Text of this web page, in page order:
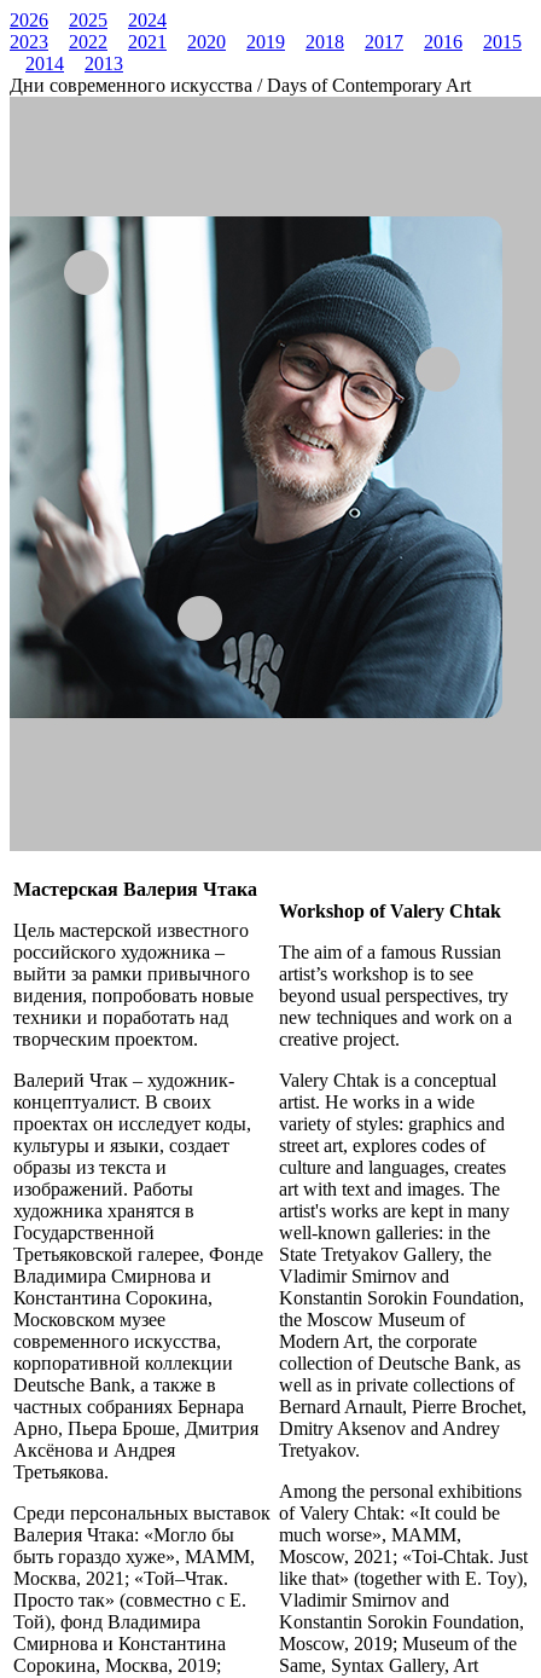
2026 2025
2024
2023
2022 2021 2020 2019 2018 2017 2016
2015
2014
2013
Дни современного искусства / Days of Contemporary Art
Мастерская Валерия Чтака
Цель мастерской известного
российского художника –
выйти за рамки привычного
видения, попробовать новые
техники и поработать над
творческим проектом.
Валерий Чтак – художник-
концептуалист. В своих
проектах он исследует коды,
культуры и языки, создает
образы из текста и
изображений. Работы
художника хранятся в
Государственной
Третьяковской галерее, Фонде
Владимира Смирнова и
Константина Сорокина,
Московском музее
современного искусства,
корпоративной коллекции
Deutsche Bank, а также в
частных собраниях Бернара
Арно, Пьера Броше, Дмитрия
Аксёнова и Андрея
Третьякова.
Среди персональных выставок
Валерия Чтака: «Могло бы
быть гораздо хуже», МАММ,
Москва, 2021; «Той–Чтак.
Просто так» (совместно с Е.
Той), фонд Владимира
Смирнова и Константина
Сорокина, Москва, 2019;
Workshop of Valery Chtak
The aim of a famous Russian
artist’s workshop is to see
beyond usual perspectives, try
new techniques and work on a
creative project.
Valery Chtak is a conceptual
artist. He works in a wide
variety of styles: graphics and
street art, explores codes of
culture and languages, creates
art with text and images. The
artist's works are kept in many
well-known galleries: in the
State Tretyakov Gallery, the
Vladimir Smirnov and
Konstantin Sorokin Foundation,
the Moscow Museum of
Modern Art, the corporate
collection of Deutsche Bank, as
well as in private collections of
Bernard Arnault, Pierre Brochet,
Dmitry Aksenov and Andrey
Tretyakov.
Among the personal exhibitions
of Valery Chtak: «It could be
much worse», MAMM,
Moscow, 2021; «Toi-Chtak. Just
like that» (together with E. Toy),
Vladimir Smirnov and
Konstantin Sorokin Foundation,
Moscow, 2019; Museum of the
Same, Syntax Gallery, Art